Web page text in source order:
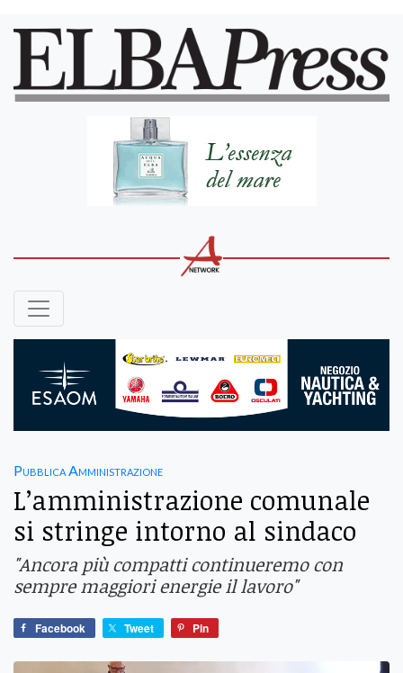
Pubblica Amministrazione
L’amministrazione comunale
si stringe intorno al sindaco
"Ancora più compatti continueremo con
sempre maggiori energie il lavoro"
Facebook Tweet Pin